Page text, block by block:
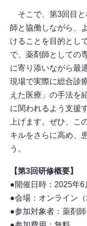
そこで、第3回目と
師と協働しながら、
けることを目的とし
で、薬剤師としての
に寄り添いながら最
現場で実際に総合診
えた医療」の手法を
に関われるよう支援
上げます。ぜひ、こ
キルをさらに高め、
う。
【第3回研修概要】
●開催日時：2025年
●会場：オンライン（
●参加対象者：薬剤